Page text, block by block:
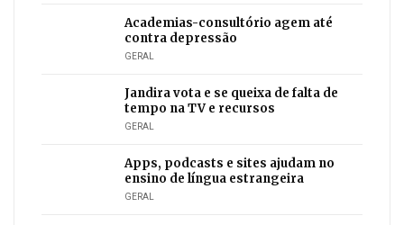
Academias-consultório agem até
contra depressão
GERAL
Jandira vota e se queixa de falta de
tempo na TV e recursos
GERAL
Apps, podcasts e sites ajudam no
ensino de língua estrangeira
GERAL